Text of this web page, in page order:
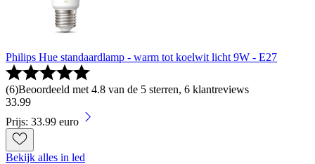
Philips Hue standaardlamp - warm tot koelwit licht 9W - E27
(6)Beoordeeld met 4.8 van de 5 sterren, 6 klantreviews
33.99
Prijs: 33.99 euro
Bekijk alles in led